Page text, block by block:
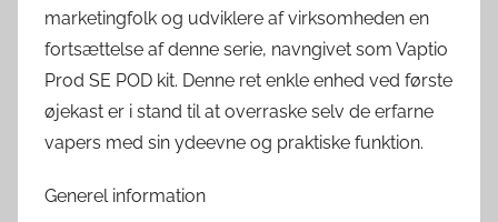
marketingfolk og udviklere af virksomheden en
fortsættelse af denne serie, navngivet som Vaptio
Prod SE POD kit. Denne ret enkle enhed ved første
øjekast er i stand til at overraske selv de erfarne
vapers med sin ydeevne og praktiske funktion.
Generel information